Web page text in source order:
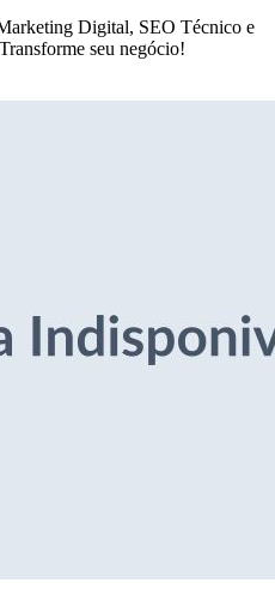
Digital, SEO Técnico e
seu negócio!